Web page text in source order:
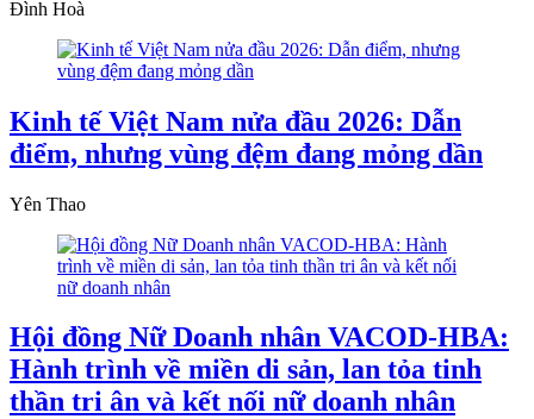
Đình Hoà
Kinh tế Việt Nam nửa đầu 2026: Dẫn
điểm, nhưng vùng đệm đang mỏng dần
Yên Thao
Hội đồng Nữ Doanh nhân VACOD-HBA:
Hành trình về miền di sản, lan tỏa tinh
thần tri ân và kết nối nữ doanh nhân